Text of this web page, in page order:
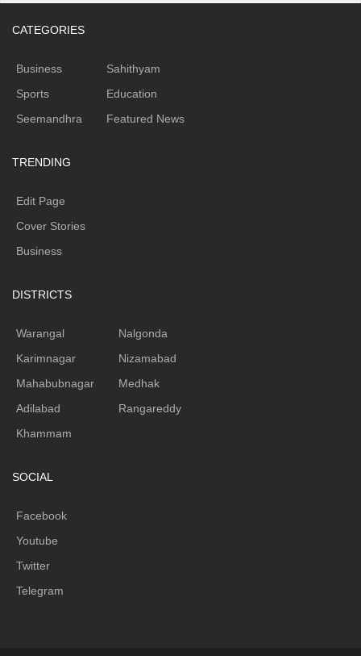
CATEGORIES
Business
Sports
Seemandhra
Sahithyam
Education
Featured News
TRENDING
Edit Page
Cover Stories
Business
DISTRICTS
Warangal
Karimnagar
Mahabubnagar
Adilabad
Khammam
Nalgonda
Nizamabad
Medhak
Rangareddy
SOCIAL
Facebook
Youtube
Twitter
Telegram